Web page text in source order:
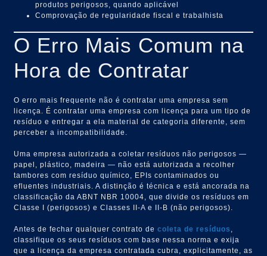
produtos perigosos, quando aplicável
Comprovação de regularidade fiscal e trabalhista
O Erro Mais Comum na
Hora de Contratar
O erro mais frequente não é contratar uma empresa sem
licença. É contratar uma empresa com licença para um tipo de
resíduo e entregar a ela material de categoria diferente, sem
perceber a incompatibilidade.
Uma empresa autorizada a coletar resíduos não perigosos —
papel, plástico, madeira — não está autorizada a recolher
tambores com resíduo químico, EPIs contaminados ou
efluentes industriais. A distinção é técnica e está ancorada na
classificação da ABNT NBR 10004, que divide os resíduos em
Classe I (perigosos) e Classes II-A e II-B (não perigosos).
Antes de fechar qualquer contrato decoleta de resíduos ,
classifique os seus resíduos com base nessa norma e exija
que a licença da empresa contratada cubra, explicitamente, as